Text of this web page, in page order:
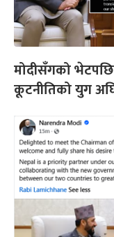
मोदीसँगको
कूटनीतिको युग